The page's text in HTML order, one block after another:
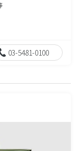
03-5481-0100